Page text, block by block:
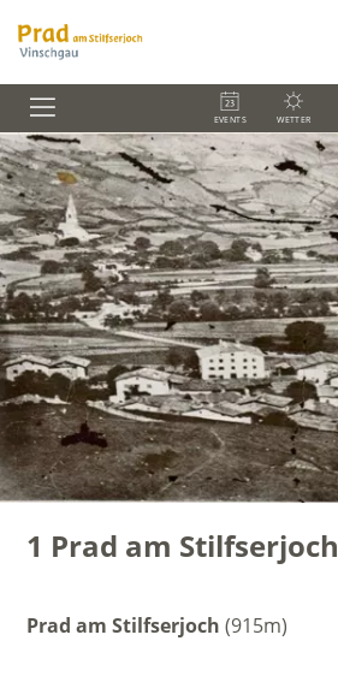
EVENTS WETTER
1 Prad am Stilfserjoch
Prad am Stilfserjoch(915m)